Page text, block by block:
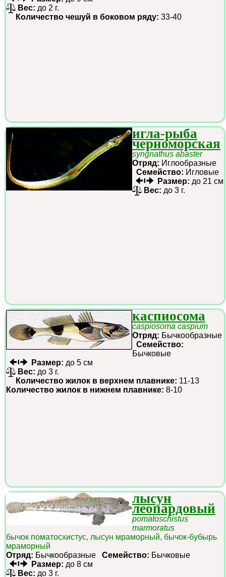
Вес: до 2 г.
Количество чешуй в боковом ряду: 33-40
игла-рыба
черноморская
syngnathus abaster
Отряд: Иглообразные
Семейство: Игловые
Размер: до 21 см
Вес: до 3 г.
каспиосома
caspiosoma caspium
Отряд: Бычкообразные
Семейство:
Бычковые
Размер: до 5 см
Вес: до 3 г.
Количество жилок в верхнем плавнике: 11-13
Количество жилок в нижнем плавнике: 8-10
лысун
леопардовый
pomatoschistus
marmoratus
бычок поматосхистус, лысун мраморный, бычок-бубырь
мраморный
Отряд: Бычкообразные Семейство: Бычковые
Размер: до 8 см
Вес: до 3 г.